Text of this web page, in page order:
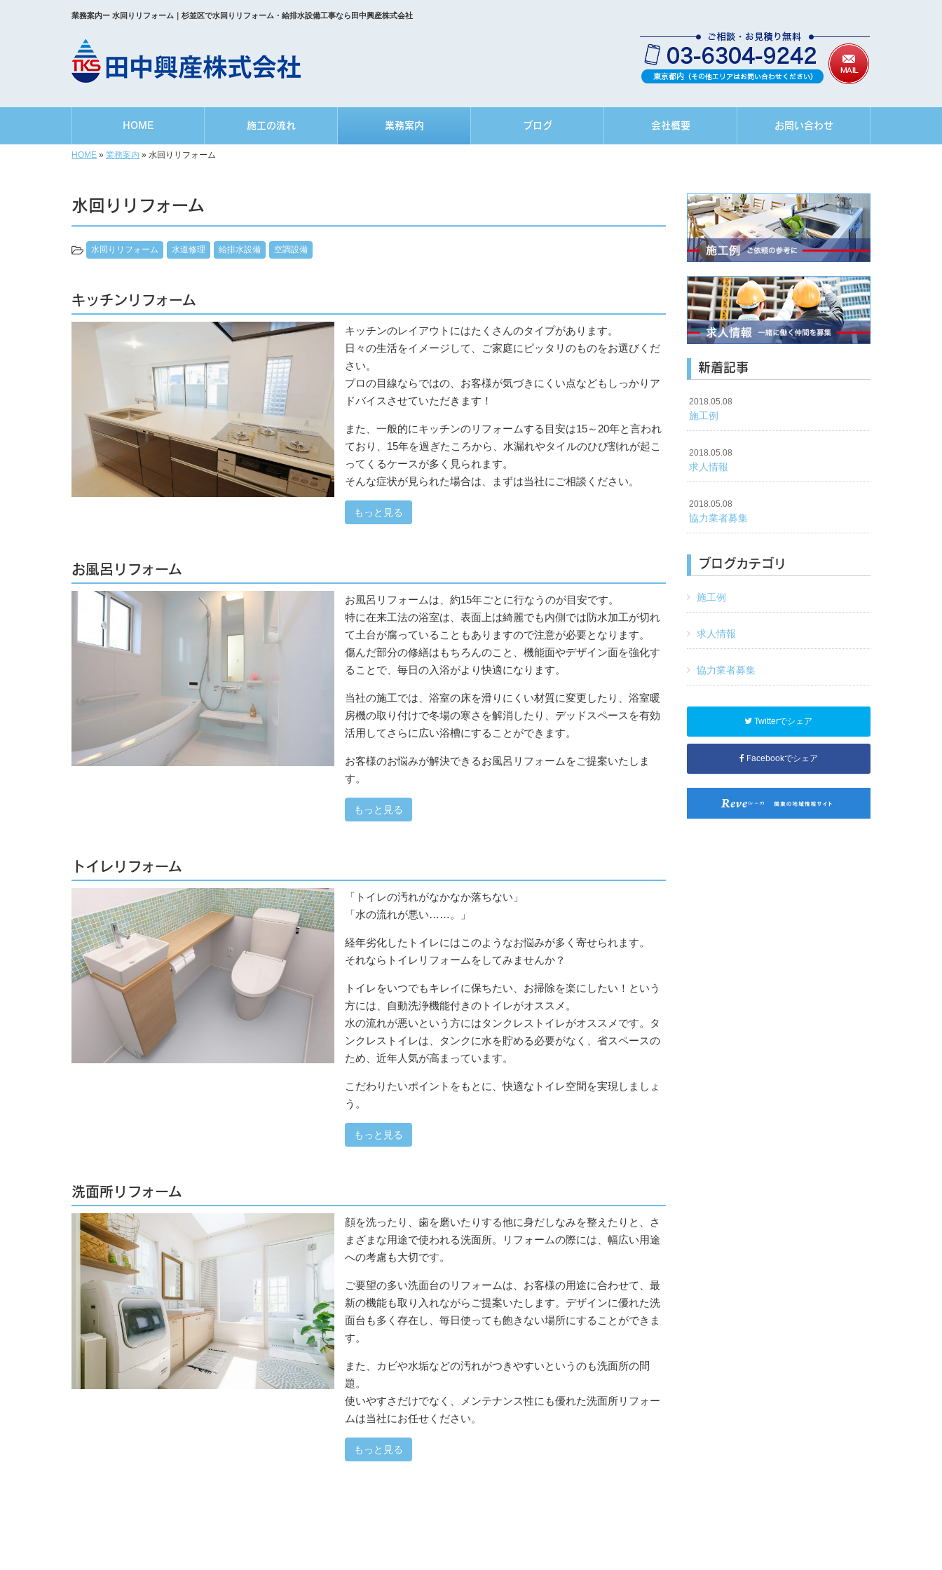
業務案内ー 水回りリフォーム｜杉並区で水回りリフォーム・給排水設備工事なら田中興産株式会社
HOME 施工の流れ 業務案内 ブログ 会社概要 お問い合わせ
HOME » 業務案内 » 水回りリフォーム
水回りリフォーム
水回りリフォーム 水道修理 給排水設備 空調設備
キッチンリフォーム
キッチンのレイアウトにはたくさんのタイプがあります。
日々の生活をイメージして、ご家庭にピッタリのものをお選びくだ
さい。
プロの目線ならではの、お客様が気づきにくい点などもしっかりア
ドバイスさせていただきます！
また、一般的にキッチンのリフォームする目安は15～20年と言われ
ており、15年を過ぎたころから、水漏れやタイルのひび割れが起こ
ってくるケースが多く見られます。
そんな症状が見られた場合は、まずは当社にご相談ください。
もっと見る
お風呂リフォーム
お風呂リフォームは、約15年ごとに行なうのが目安です。
特に在来工法の浴室は、表面上は綺麗でも内側では防水加工が切れ
て土台が腐っていることもありますので注意が必要となります。
傷んだ部分の修繕はもちろんのこと、機能面やデザイン面を強化す
ることで、毎日の入浴がより快適になります。
当社の施工では、浴室の床を滑りにくい材質に変更したり、浴室暖
房機の取り付けで冬場の寒さを解消したり、デッドスペースを有効
活用してさらに広い浴槽にすることができます。
お客様のお悩みが解決できるお風呂リフォームをご提案いたしま
す。
もっと見る
トイレリフォーム
「トイレの汚れがなかなか落ちない」
「水の流れが悪い……。」
経年劣化したトイレにはこのようなお悩みが多く寄せられます。
それならトイレリフォームをしてみませんか？
トイレをいつでもキレイに保ちたい、お掃除を楽にしたい！という
方には、自動洗浄機能付きのトイレがオススメ。
水の流れが悪いという方にはタンクレストイレがオススメです。タ
ンクレストイレは、タンクに水を貯める必要がなく、省スペースの
ため、近年人気が高まっています。
こだわりたいポイントをもとに、快適なトイレ空間を実現しましょ
う。
もっと見る
洗面所リフォーム
顔を洗ったり、歯を磨いたりする他に身だしなみを整えたりと、さ
まざまな用途で使われる洗面所。リフォームの際には、幅広い用途
への考慮も大切です。
ご要望の多い洗面台のリフォームは、お客様の用途に合わせて、最
新の機能も取り入れながらご提案いたします。デザインに優れた洗
面台も多く存在し、毎日使っても飽きない場所にすることができま
す。
また、カビや水垢などの汚れがつきやすいというのも洗面所の問
題。
使いやすさだけでなく、メンテナンス性にも優れた洗面所リフォー
ムは当社にお任せください。
もっと見る
新着記事
2018.05.08
施工例
2018.05.08
求人情報
2018.05.08
協力業者募集
ブログカテゴリ
施工例
求人情報
協力業者募集
Twitterでシェア
Facebookでシェア